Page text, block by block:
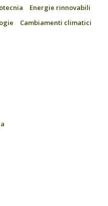
Energie rinnovabili
Cambiamenti climatici